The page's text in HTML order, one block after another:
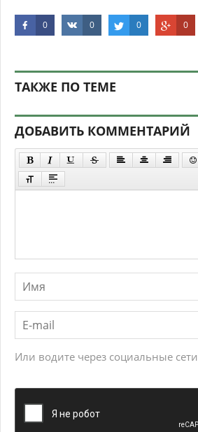
0 0 0 0
ТАКЖЕ ПО ТЕМЕ
ДОБАВИТЬ КОММЕНТАРИЙ
Или водите через социальные сети